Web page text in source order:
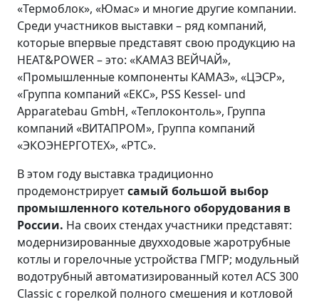
«Термоблок», «Юмас» и многие другие компании.
Среди участников выставки – ряд компаний,
которые впервые представят свою продукцию на
HEAT&POWER – это: «КАМАЗ ВЕЙЧАЙ»,
«Промышленные компоненты КАМАЗ», «ЦЭСР»,
«Группа компаний «ЕКС», PSS Kessel- und
Apparatebau GmbH, «Теплоконтоль», Группа
компаний «ВИТАПРОМ», Группа компаний
«ЭКОЭНЕРГОТЕХ», «РТС».
В этом году выставка традиционно
продемонстрируетсамый большой выбор
промышленного котельного оборудования в
России. На своих стендах участники представят:
модернизированные двухходовые жаротрубные
котлы и горелочные устройства ГМГР; модульный
водотрубный автоматизированный котел ACS 300
Classic с горелкой полного смешения и котловой